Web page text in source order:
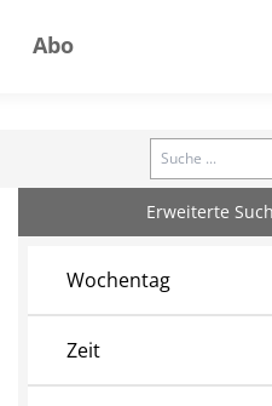
Abo
Search
Erweiterte
Wochentag
Zeit